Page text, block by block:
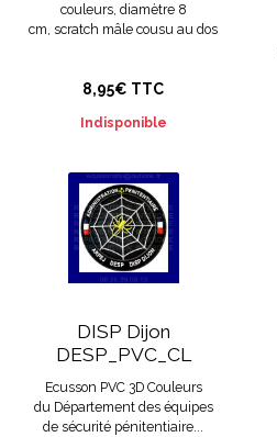
couleurs, diamètre 8
cm, scratch mâle cousu au dos
8,95€ TTC
Indisponible
DISP Dijon
DESP_PVC_CL
Ecusson PVC 3D Couleurs
du Département des équipes
de sécurité pénitentiaire...